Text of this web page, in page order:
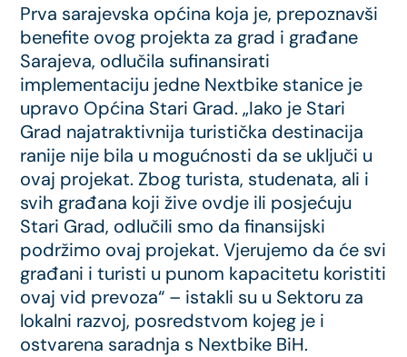
Prva sarajevska općina koja je, prepoznavši
benefite ovog projekta za grad i građane
Sarajeva, odlučila sufinansirati
implementaciju jedne Nextbike stanice je
upravo Općina Stari Grad. „Iako je Stari
Grad najatraktivnija turistička destinacija
ranije nije bila u mogućnosti da se uključi u
ovaj projekat. Zbog turista, studenata, ali i
svih građana koji žive ovdje ili posjećuju
Stari Grad, odlučili smo da finansijski
podržimo ovaj projekat. Vjerujemo da će svi
građani i turisti u punom kapacitetu koristiti
ovaj vid prevoza“ – istakli su u Sektoru za
lokalni razvoj, posredstvom kojeg je i
ostvarena saradnja s Nextbike BiH.